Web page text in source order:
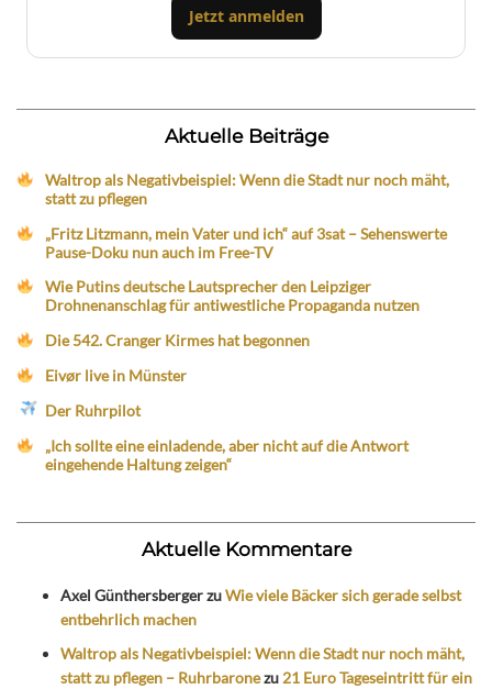
Jetzt anmelden
Aktuelle Beiträge
Waltrop als Negativbeispiel: Wenn die Stadt nur noch mäht,
statt zu pflegen
„Fritz Litzmann, mein Vater und ich“ auf 3sat – Sehenswerte
Pause-Doku nun auch im Free-TV
Wie Putins deutsche Lautsprecher den Leipziger
Drohnenanschlag für antiwestliche Propaganda nutzen
Die 542. Cranger Kirmes hat begonnen
Eivør live in Münster
Der Ruhrpilot
„Ich sollte eine einladende, aber nicht auf die Antwort
eingehende Haltung zeigen“
Aktuelle Kommentare
Axel GünthersbergerzuWie viele Bäcker sich gerade selbst
entbehrlich machen
Waltrop als Negativbeispiel: Wenn die Stadt nur noch mäht,
statt zu pflegen – Ruhrbaronezu 21 Euro Tageseintritt für ein